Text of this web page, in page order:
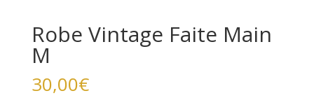
Robe Vintage Faite Main
M
30,00€